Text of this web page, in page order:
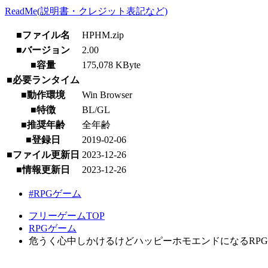
ReadMe(説明書・クレジット表記など)
■ファイル名
HPHM.zip
■バージョン
2.00
■容量
175,078 KByte
■必要ランタイム
■動作環境
Win Browser
■特徴
BL/GL
■推奨年齢
全年齢
■登録日
2019-02-06
■ファイル更新日 2023-12-26
■情報更新日
2023-12-26
#RPGゲーム
フリーゲームTOP
RPGゲーム
危うく心中しかけるけどハッピーホモエンドになる